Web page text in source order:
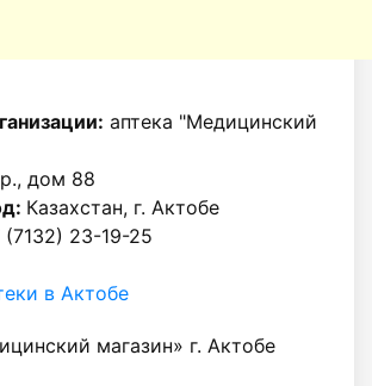
аптека "Медицинский
дом 88
Казахстан, г. Актобе
(7132) 23-19-25
в Актобе
магазин» г. Актобе